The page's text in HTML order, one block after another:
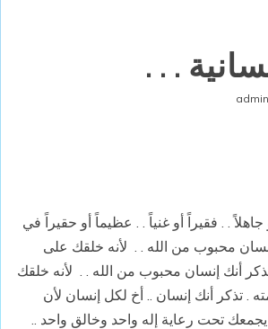
. . .
admin
جاهلاً . . فقيراً أو غنياً . . عظيماً أو حقيراً في
محبوب من الله . . لأنه خلقك على
أنك إنسان محبوب من الله . . لأنه خلقك
. تذكر أنك إنسان .. أخ لكل إنسان لأن
يجمعك تحت رعاية إله واحد وخالق واحد ..